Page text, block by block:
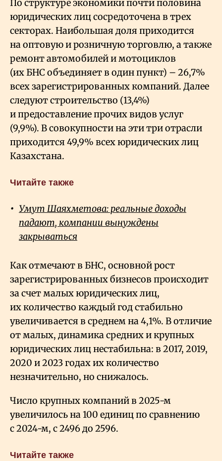
По структуре экономики почти половина
юридических лиц сосредоточена в трех
секторах. Наибольшая доля приходится
на оптовую и розничную торговлю, а также
ремонт автомобилей и мотоциклов
(их БНС объединяет в один пункт) – 26,7%
всех зарегистрированных компаний. Далее
следуют строительство (13,4%)
и предоставление прочих видов услуг
(9,9%). В совокупности на эти три отрасли
приходится 49,9% всех юридических лиц
Казахстана.
Читайте также
Умут Шаяхметова: реальные доходы
падают, компании вынуждены
закрываться
Как отмечают в БНС, основной рост
зарегистрированных бизнесов происходит
за счет малых юридических лиц,
их количество каждый год стабильно
увеличивается в среднем на 4,1%. В отличие
от малых, динамика средних и крупных
юридических лиц нестабильна: в 2017, 2019,
2020 и 2023 годах их количество
незначительно, но снижалось.
Число крупных компанийв 2025-м
увеличилось на 100 единиц по сравнению
с 2024-м, с2496 до 2596.
Читайте также